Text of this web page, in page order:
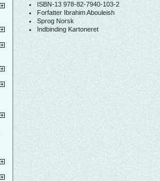
ISBN-13 978-82-7940-103-2
Forfatter Ibrahim Abouleish
Sprog Norsk
Indbinding Kartoneret